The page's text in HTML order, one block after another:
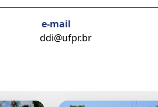
e-mail
ddi@ufpr.br